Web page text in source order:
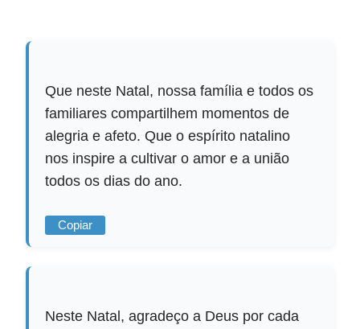
Que neste Natal, nossa família e todos os
familiares compartilhem momentos de
alegria e afeto. Que o espírito natalino
nos inspire a cultivar o amor e a união
todos os dias do ano.
Copiar
Neste Natal, agradeço a Deus por cada